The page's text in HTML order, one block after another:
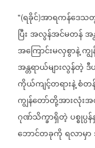
"(ရခိုင်)အာရကန်ဒေသ
ပြီးအလွန်အင်မတန်အ
အကြောင်းမလှစွာနဲ့က
အန္တရာယ်များလွန်တဲ့ဒီ
ကိုယ်ကျင့်တရားနဲ့စံတ
ကျွန်တော်တို့အားလုံး
ဂုဏ်သိက္ခာရှိတဲ့ပစ္စုပ္ပ
ဘောင်တခုကိုရလာမှာ